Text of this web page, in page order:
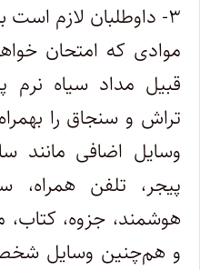
۳- داوطلبان لازم است
موادی که امتحان
قبیل مداد سیاه نرم
تراش و سنجاق را
وسایل‌ اضافی‌
پیجر، تلفن‌
هوشمند،‌ جزوه،‌
و هم‌چنین وسایل‌